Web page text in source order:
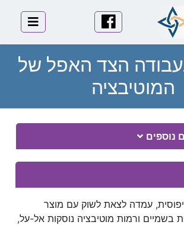
הצד האפל של
המוטיבציה
נוספים
עמדה לצאת לשוק עם מוצר
בשמיים ורמות מוטיבציה נוסקות אל-על,